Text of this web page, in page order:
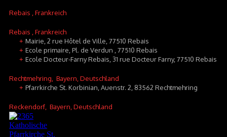
Rebais , Frankreich
Rebais , Frankreich
+ Mairie, 2 rue Hôtel de Ville, 77510 Rebais
+ Ecole primaire, Pl. de Verdun , 77510 Rebais
+ Ecole Docteur-Farny Rebais, 31 rue Docteur Farny, 77510 Rebais
Rechtmehring , Bayern, Deutschland
+ Pfarrkirche St. Korbinian, Auenstr. 2, 83562 Rechtmehring
Reckendorf , Bayern, Deutschland